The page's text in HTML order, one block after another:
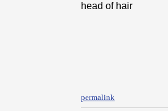
head of hair
permalink